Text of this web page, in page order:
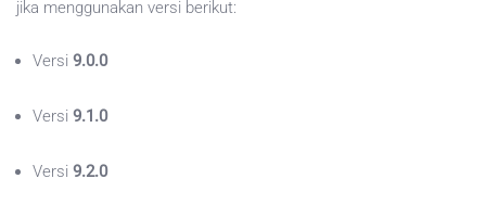
jika menggunakan versi berikut:
Versi 9.0.0
Versi 9.1.0
Versi 9.2.0